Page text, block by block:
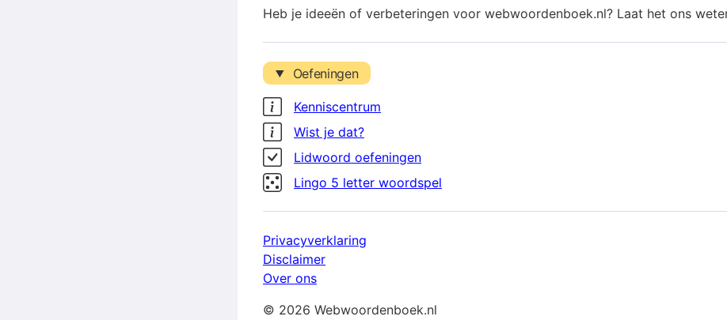
Heb je ideeën of verbeteringen voor webwoordenboek.nl? Laat het ons
Oefeningen
Kenniscentrum
Wist je dat?
Lidwoord oefeningen
Lingo 5 letter woordspel
Privacyverklaring
Disclaimer
Over ons
© 2026 Webwoordenboek.nl